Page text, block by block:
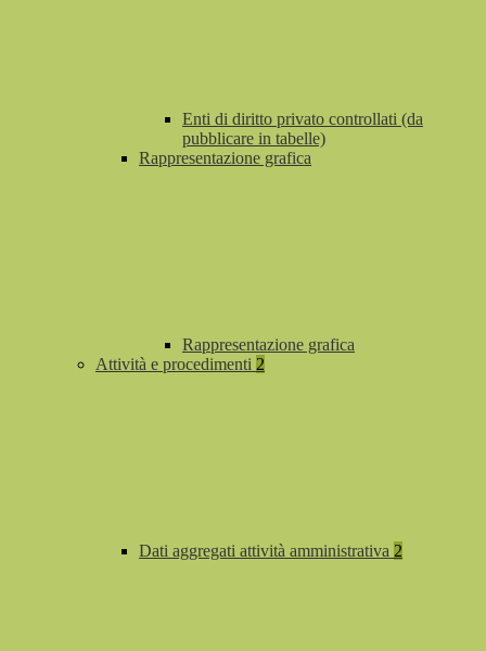
Enti di diritto privato controllati (da
pubblicare in tabelle)
Rappresentazione grafica
Rappresentazione grafica
Attività e procedimenti 2
Dati aggregati attività amministrativa 2